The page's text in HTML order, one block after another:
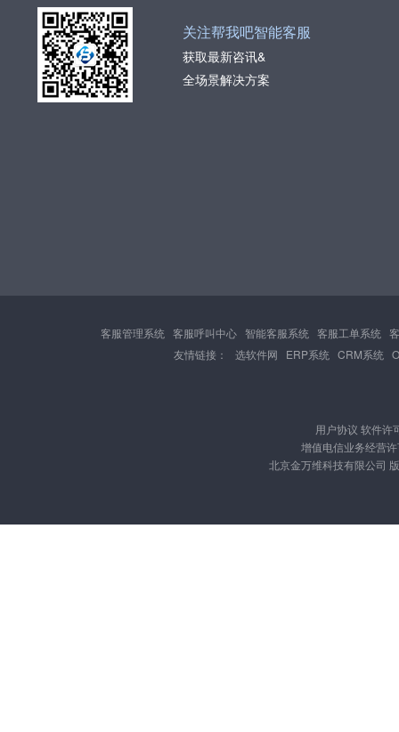
关注帮我吧智能客服
获取最新咨讯&
全场景解决方案
客服管理系统 客服呼叫中心 智能客服系统 客服工单系统
友情链接：
选软件网 ERP系统 CRM系统
用户协议 软件许
增值电信业务经营
北京金万维科技有限公司